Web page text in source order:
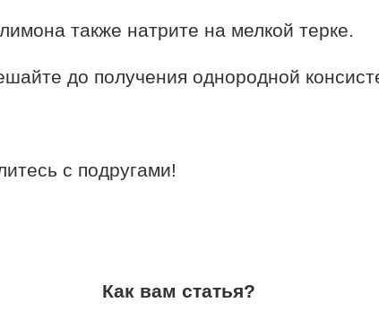
также натрите на мелкой терке.
до получения однородной
с подругами!
Как вам статья?